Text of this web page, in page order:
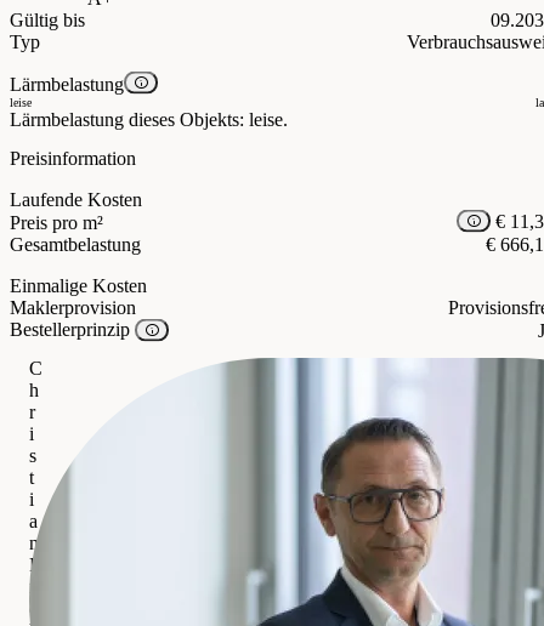
Gültig bis
Typ
Lärmbelastung
leise
Lärmbelastung dieses Objekts: leise.
Preisinformation
Laufende Kosten
Preis pro m²
€
Gesamtbelastung
€
Einmalige Kosten
Maklerprovision
Bestellerprinzip
C
h
r
i
s
t
i
a
n
P
i
c